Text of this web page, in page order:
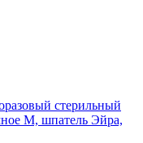
стерильный
M, шпатель Эйра,